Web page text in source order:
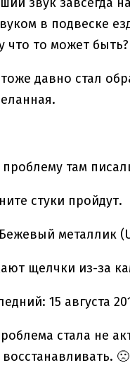
в подвеске
что то может быть?
давно стал
там
стуки пройдут.
металлик
щелчки из-за
15 августа
стала не
🙁